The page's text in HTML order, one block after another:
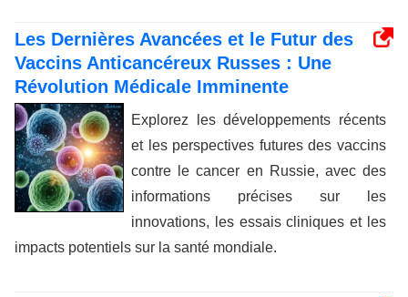
Les Dernières Avancées et le Futur des
Vaccins Anticancéreux Russes : Une
Révolution Médicale Imminente
Explorez les développements récents
et les perspectives futures des vaccins
contre le cancer en Russie, avec des
informations précises sur les
innovations, les essais cliniques et les
impacts potentiels sur la santé mondiale.